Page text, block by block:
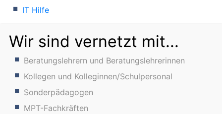
IT Hilfe
Wir sind vernetzt mit...
Beratungslehrern und Beratungslehrerinnen
Kollegen und Kolleginnen/Schulpersonal
Sonderpädagogen
MPT-Fachkräften